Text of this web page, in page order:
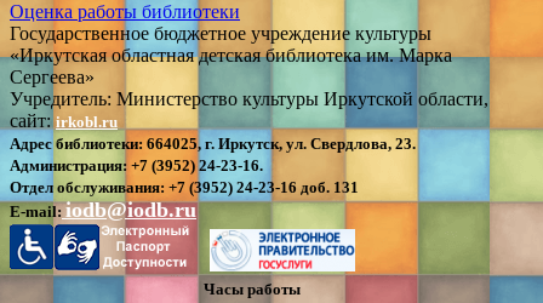
Оценка работы библиотеки
Государственное бюджетное учреждение культуры
«Иркутская областная детская библиотека им. Марка
Сергеева»
Учредитель: Министерство культуры Иркутской области,
сайт: irkobl.ru
Адрес библиотеки: 664025, г. Иркутск, ул. Свердлова, 23.
Администрация: +7 (3952) 24-23-16.
Отдел обслуживания: +7 (3952) 24-23-16 доб. 131
E-mail: iodb@iodb.ru
Часы работы